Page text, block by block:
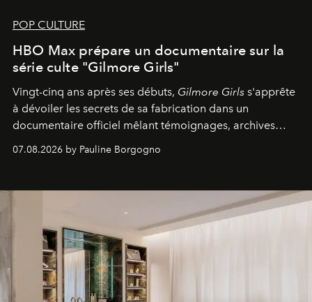
POP CULTURE
HBO Max prépare un documentaire sur la
série culte "Gilmore Girls"
Vingt-cinq ans après ses débuts, Gilmore Girls s'apprête
à dévoiler les secrets de sa fabrication dans un
documentaire officiel mêlant témoignages, archives
inédites et plongée dans les coulisses d'un phénomène
générationnel.
07.08.2026 by Pauline Borgogno